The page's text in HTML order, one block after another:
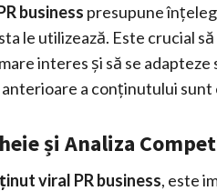
business presupune
le utilizează. Este crucial
interes și să se
a conținutului
și Analiza
viral PR business, este